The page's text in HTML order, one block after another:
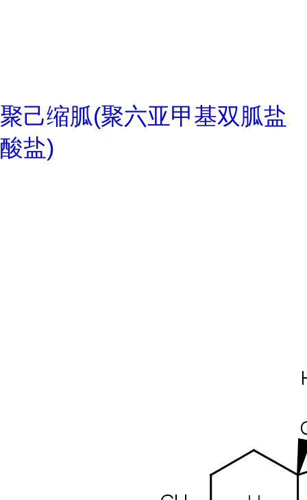
聚己缩胍(聚六亚甲基双胍盐
酸盐)